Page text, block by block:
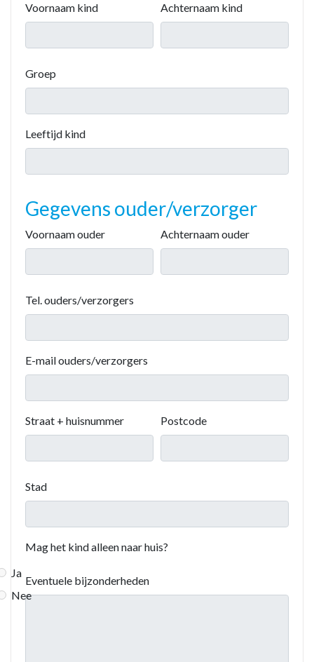
Voornaam kind Achternaam kind
Groep
Leeftijd kind
Gegevens ouder/verzorger
Voornaam ouder Achternaam ouder
Tel. ouders/verzorgers
E-mail ouders/verzorgers
Straat + huisnummer Postcode
Stad
Mag het kind alleen naar huis?
Ja
Nee
Eventuele bijzonderheden